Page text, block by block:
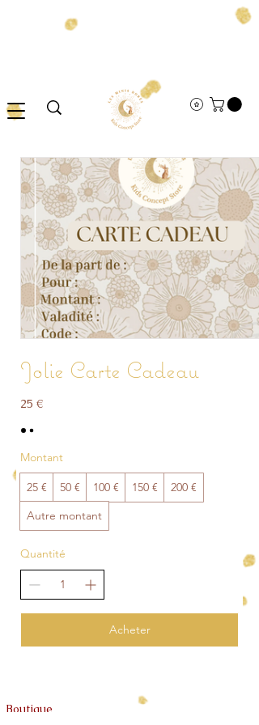
Jolie Carte Cadeau
25 €
Montant
25 € 50 € 100 € 150 €
200 €
Autre montant
Quantité
Acheter
Boutique